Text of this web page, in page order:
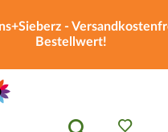
-
Bestellwert!